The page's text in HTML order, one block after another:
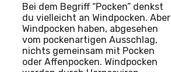
Bei dem Begriff “Pocken” denkst
du vielleicht an Windpocken. Aber
Windpocken haben, abgesehen
vom pockenartigen Ausschlag,
nichts gemeinsam mit Pocken
oder Affenpocken. Windpocken